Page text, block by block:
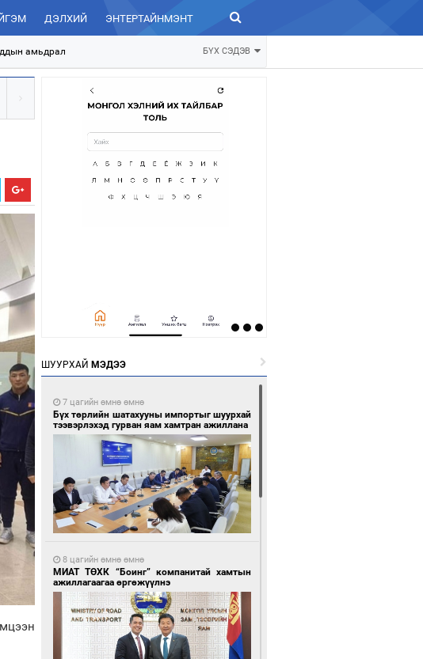
ДЭЛХИЙ ЭНТЕРТАЙНМЭНТ ЗУРХАЙ
амьдрал БҮХ СЭДЭВ
ШУУРХАЙ МЭДЭЭ
7 цагийн өмнө өмнө
Бүх төрлийн шатахууны импортыг шуурхай
тээвэрлэхэд гурван яам хамтран ажиллана
8 цагийн өмнө өмнө
МИАТ ТӨХК “Боинг” компанитай хамтын
ажиллагаагаа өргөжүүлнэ